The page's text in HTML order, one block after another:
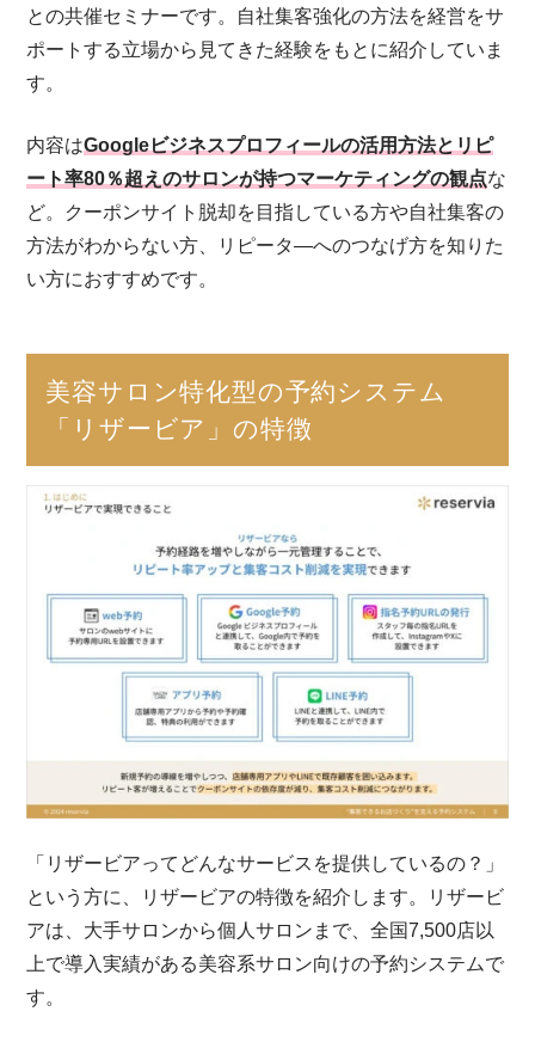
との共催セミナーです。自社集客強化の方法を経営をサ
ポートする立場から見てきた経験をもとに紹介していま
す。
内容はGoogleビジネスプロフィールの活用方法とリピ
ート率80％超えのサロンが持つマーケティングの観点な
ど。クーポンサイト脱却を目指している方や自社集客の
方法がわからない方、リピータ―へのつなげ方を知りた
い方におすすめです。
美容サロン特化型の予約システム
「リザービア」の特徴
「リザービアってどんなサービスを提供しているの？」
という方に、リザービアの特徴を紹介します。リザービ
アは、大手サロンから個人サロンまで、全国7,500店以
上で導入実績がある美容系サロン向けの予約システムで
す。